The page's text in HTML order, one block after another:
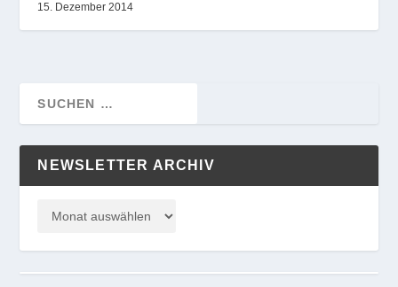
15. Dezember 2014
NEWSLETTER ARCHIV